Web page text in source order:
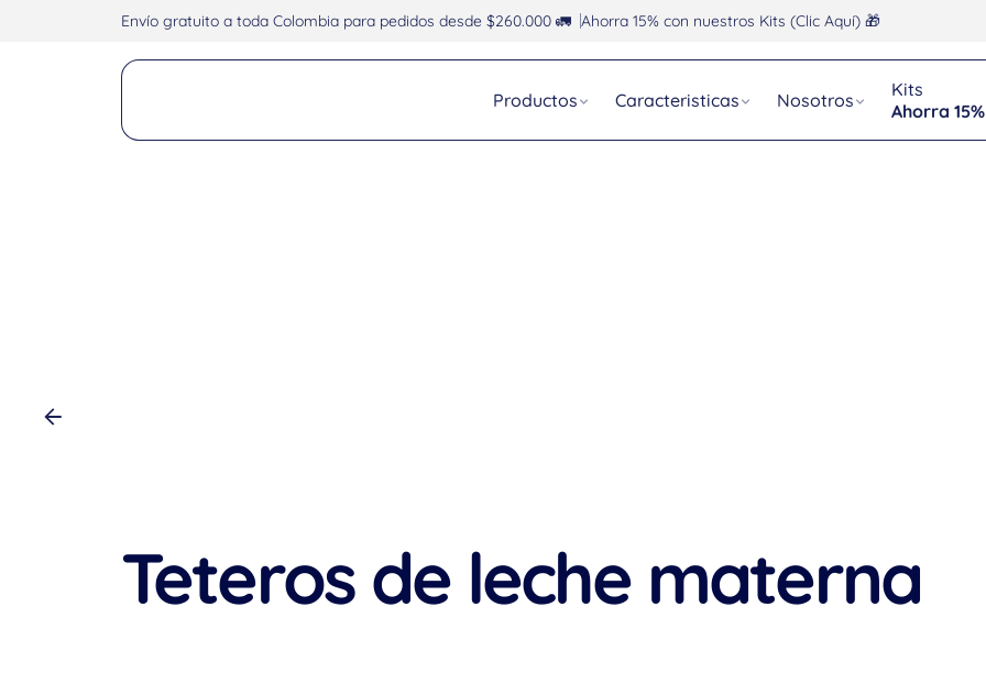
Envío gratuito a toda Colombia para pedidos desde $260.000 🚛 Ahorra 15% con nuestros Kits (Clic Aquí) 🎁
Productos Caracteristicas Nosotros
Kits
Ahorra 15%
Teteros de leche materna